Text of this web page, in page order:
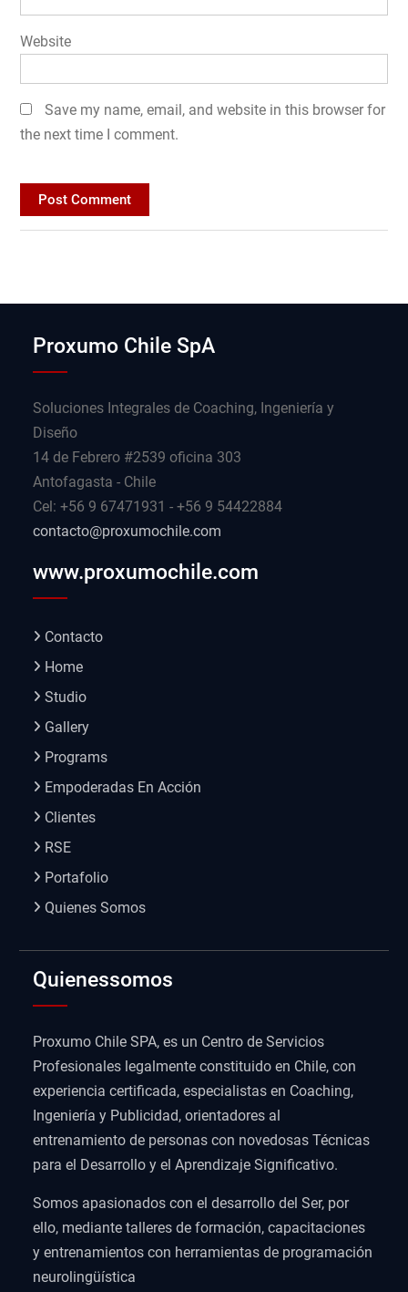
Website
Save my name, email, and website in this browser for
the next time I comment.
Proxumo Chile SpA
Soluciones Integrales de Coaching, Ingeniería y
Diseño
14 de Febrero #2539 oficina 303
Antofagasta - Chile
Cel: +56 9 67471931 - +56 9 54422884
contacto@proxumochile.com
www.proxumochile.com
Contacto
Home
Studio
Gallery
Programs
Empoderadas En Acción
Clientes
RSE
Portafolio
Quienes Somos
Quienessomos
Proxumo Chile SPA, es un Centro de Servicios
Profesionales legalmente constituido en Chile, con
experiencia certificada, especialistas en Coaching,
Ingeniería y Publicidad, orientadores al
entrenamiento de personas con novedosas Técnicas
para el Desarrollo y el Aprendizaje Significativo.
Somos apasionados con el desarrollo del Ser, por
ello, mediante talleres de formación, capacitaciones
y entrenamientos con herramientas de programación
neurolingüística